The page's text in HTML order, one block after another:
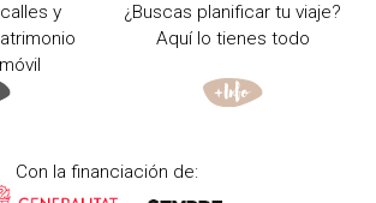
y
¿Buscas planificar tu viaje?
Aquí lo tienes todo
Con la financiación de: